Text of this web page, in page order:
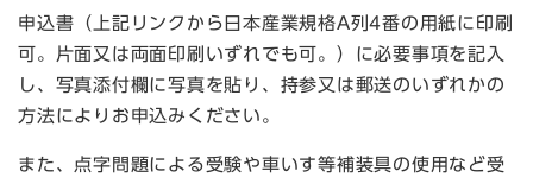
申込書（上記リンクから日本産業規格A列4番の用紙に印刷
可。片面又は両面印刷いずれでも可。）に必要事項を記入
し、写真添付欄に写真を貼り、持参又は郵送のいずれかの
方法によりお申込みください。
また、点字問題による受験や車いす等補装具の使用など受